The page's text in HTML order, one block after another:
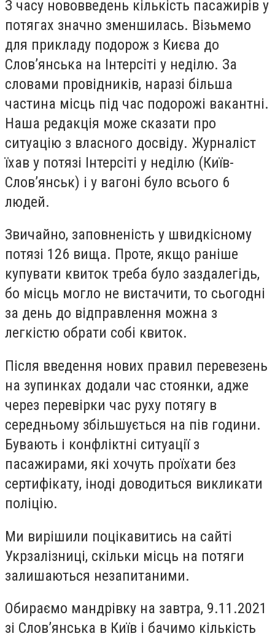
З часу нововведень кількість пасажирів у
потягах значно зменшилась. Візьмемо
для прикладу подорож з Києва до
Слов’янська на Інтерсіті у неділю. За
словами провідників, наразі більша
частина місць під час подорожі вакантні.
Наша редакція може сказати про
ситуацію з власного досвіду. Журналіст
їхав у потязі Інтерсіті у неділю (Київ-
Слов’янськ) і у вагоні було всього 6
людей.
Звичайно, заповненість у швидкісному
потязі 126 вища. Проте, якщо раніше
купувати квиток треба було заздалегідь,
бо місць могло не вистачити, то сьогодні
за день до відправлення можна з
легкістю обрати собі квиток.
Після введення нових правил перевезень
на зупинках додали час стоянки, адже
через перевірки час руху потягу в
середньому збільшується на пів години.
Бувають і конфліктні ситуації з
пасажирами, які хочуть проїхати без
сертифікату, іноді доводиться викликати
поліцію.
Ми вирішили поцікавитись на сайті
Укрзалізниці, скільки місць на потяги
залишаються незапитаними.
Обираємо мандрівку на завтра, 9.11.2021
зі Слов’янська в Київ і бачимо кількість